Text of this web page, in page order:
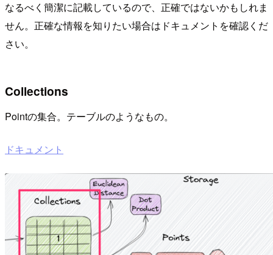
なるべく簡潔に記載しているので、正確ではないかもしれま
せん。正確な情報を知りたい場合はドキュメントを確認くだ
さい。
Collections
Pointの集合。テーブルのようなもの。
ドキュメント